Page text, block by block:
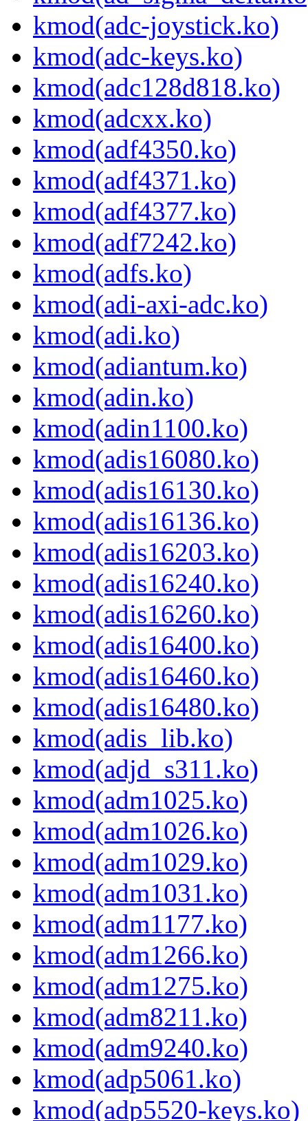
kmod(adc-joystick.ko)
kmod(adc-keys.ko)
kmod(adc128d818.ko)
kmod(adcxx.ko)
kmod(adf4350.ko)
kmod(adf4371.ko)
kmod(adf4377.ko)
kmod(adf7242.ko)
kmod(adfs.ko)
kmod(adi-axi-adc.ko)
kmod(adi.ko)
kmod(adiantum.ko)
kmod(adin.ko)
kmod(adin1100.ko)
kmod(adis16080.ko)
kmod(adis16130.ko)
kmod(adis16136.ko)
kmod(adis16203.ko)
kmod(adis16240.ko)
kmod(adis16260.ko)
kmod(adis16400.ko)
kmod(adis16460.ko)
kmod(adis16480.ko)
kmod(adis_lib.ko)
kmod(adjd_s311.ko)
kmod(adm1025.ko)
kmod(adm1026.ko)
kmod(adm1029.ko)
kmod(adm1031.ko)
kmod(adm1177.ko)
kmod(adm1266.ko)
kmod(adm1275.ko)
kmod(adm8211.ko)
kmod(adm9240.ko)
kmod(adp5061.ko)
kmod(adp5520-keys.ko)